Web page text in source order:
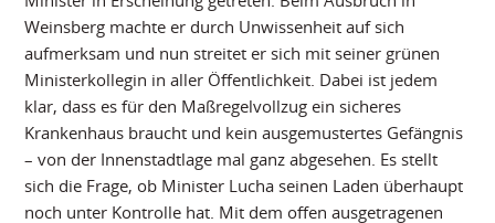
Weinsberg machte er durch Unwissenheit auf sich
aufmerksam und nun streitet er sich mit seiner grünen
Ministerkollegin in aller Öffentlichkeit. Dabei ist jedem
klar, dass es für den Maßregelvollzug ein sicheres
Krankenhaus braucht und kein ausgemustertes Gefängnis
– von der Innenstadtlage mal ganz abgesehen. Es stellt
sich die Frage, ob Minister Lucha seinen Laden überhaupt
noch unter Kontrolle hat. Mit dem offen ausgetragenen